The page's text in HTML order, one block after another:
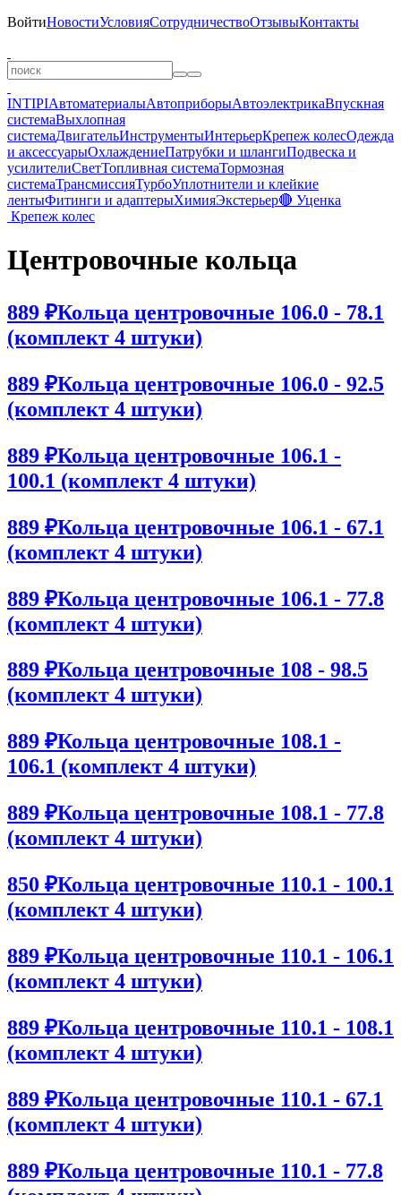
ВойтиНовостиУсловияСотрудничествоОтзывыКонтакты
INTIPIАвтоматериалыАвтоприборыАвтоэлектрикаВпускная
системаВыхлопная
системаДвигательИнструментыИнтерьерКрепеж колесОдежда
и аксессуарыОхлаждениеПатрубки и шлангиПодвеска и
усилителиСветТопливная системаТормозная
системаТрансмиссияТурбоУплотнители и клейкие
лентыФитинги и адаптерыХимияЭкстерьер🔴 Уценка
Крепеж колес
Центровочные кольца
889 ₽Кольца центровочные 106.0 - 78.1
(комплект 4 штуки)
889 ₽Кольца центровочные 106.0 - 92.5
(комплект 4 штуки)
889 ₽Кольца центровочные 106.1 -
100.1 (комплект 4 штуки)
889 ₽Кольца центровочные 106.1 - 67.1
(комплект 4 штуки)
889 ₽Кольца центровочные 106.1 - 77.8
(комплект 4 штуки)
889 ₽Кольца центровочные 108 - 98.5
(комплект 4 штуки)
889 ₽Кольца центровочные 108.1 -
106.1 (комплект 4 штуки)
889 ₽Кольца центровочные 108.1 - 77.8
(комплект 4 штуки)
850 ₽Кольца центровочные 110.1 - 100.1
(комплект 4 штуки)
889 ₽Кольца центровочные 110.1 - 106.1
(комплект 4 штуки)
889 ₽Кольца центровочные 110.1 - 108.1
(комплект 4 штуки)
889 ₽Кольца центровочные 110.1 - 67.1
(комплект 4 штуки)
889 ₽Кольца центровочные 110.1 - 77.8